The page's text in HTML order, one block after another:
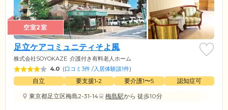
空室2室
足立ケアコミュニティそよ風
株式会社SOYOKAZE 介護付き有料老人ホーム
4.0 (口コミ3件 /入居体験談1件)
自立 要支援1•2 要介護1〜5
認知症可
東京都足立区梅島2-31-14
梅島駅から 徒歩10分